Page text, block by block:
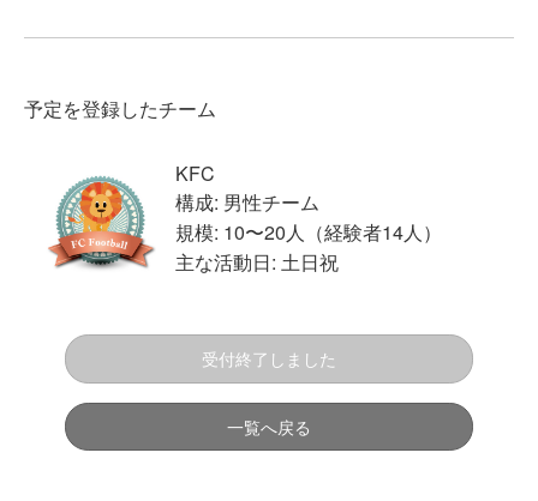
予定を登録したチーム
KFC
構成: 男性チーム
規模: 10〜20人（経験者14人）
主な活動日: 土日祝
受付終了しました
一覧へ戻る